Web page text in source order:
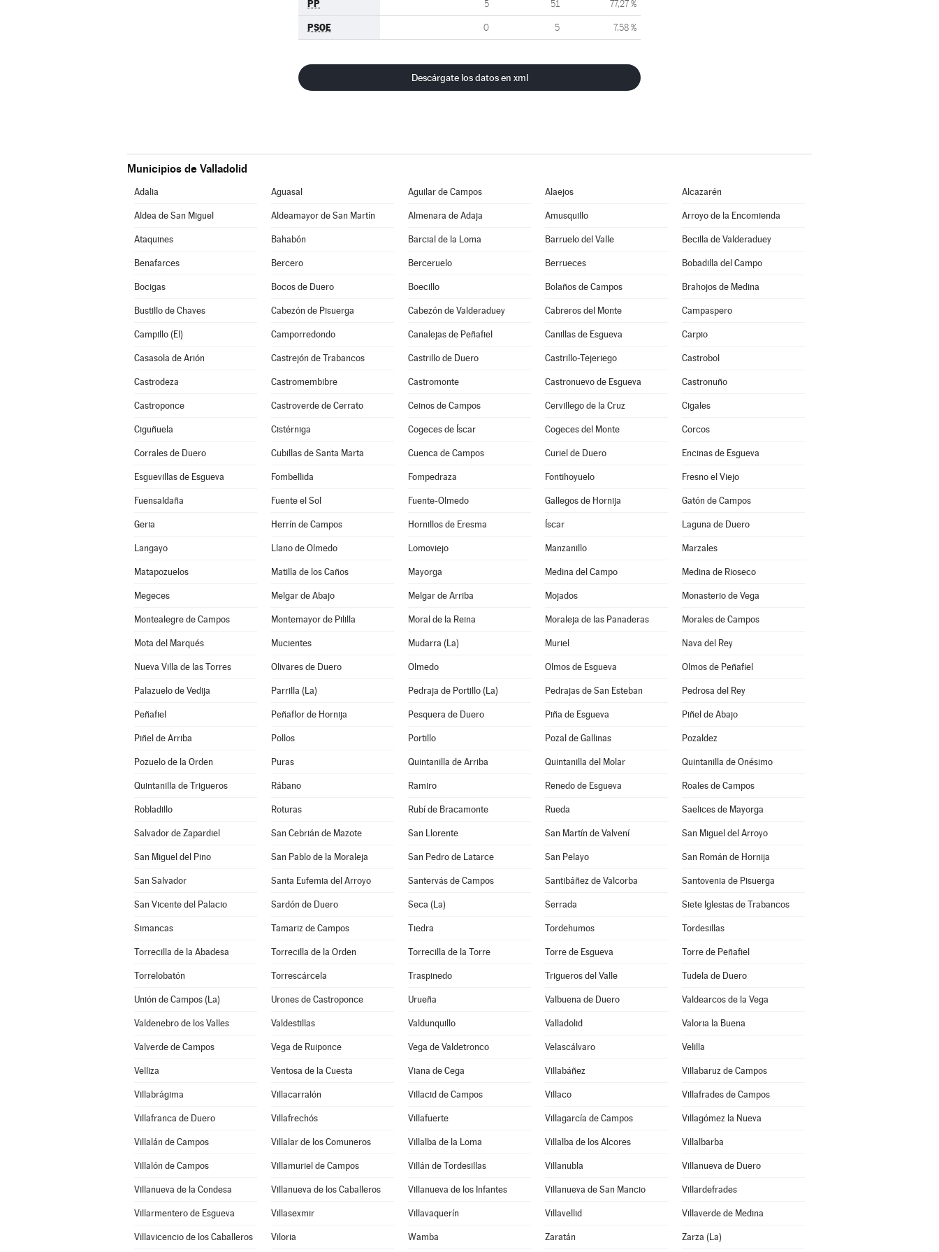
PP 5 51 77,27 %
PSOE 0 5 7,58 %
Descárgate los datos en xml
Municipios de Valladolid
Adalia Aguasal Aguilar de Campos Alaejos Alcazarén
Aldea de San Miguel Aldeamayor de San Martín Almenara de Adaja Amusquillo Arroyo de la Encomienda
Ataquines Bahabón Barcial de la Loma Barruelo del Valle Becilla de Valderaduey
Benafarces Bercero Berceruelo Berrueces Bobadilla del Campo
Bocigas Bocos de Duero Boecillo Bolaños de Campos Brahojos de Medina
Bustillo de Chaves Cabezón de Pisuerga Cabezón de Valderaduey Cabreros del Monte Campaspero
Campillo (El) Camporredondo Canalejas de Peñafiel Canillas de Esgueva Carpio
Casasola de Arión Castrejón de Trabancos Castrillo de Duero Castrillo-Tejeriego Castrobol
Castrodeza Castromembibre Castromonte Castronuevo de Esgueva Castronuño
Castroponce Castroverde de Cerrato Ceinos de Campos Cervillego de la Cruz Cigales
Ciguñuela Cistérniga Cogeces de Íscar Cogeces del Monte Corcos
Corrales de Duero Cubillas de Santa Marta Cuenca de Campos Curiel de Duero Encinas de Esgueva
Esguevillas de Esgueva Fombellida Fompedraza Fontihoyuelo Fresno el Viejo
Fuensaldaña Fuente el Sol Fuente-Olmedo Gallegos de Hornija Gatón de Campos
Geria Herrín de Campos Hornillos de Eresma Íscar Laguna de Duero
Langayo Llano de Olmedo Lomoviejo Manzanillo Marzales
Matapozuelos Matilla de los Caños Mayorga Medina del Campo Medina de Rioseco
Megeces Melgar de Abajo Melgar de Arriba Mojados Monasterio de Vega
Montealegre de Campos Montemayor de Pililla Moral de la Reina Moraleja de las Panaderas Morales de Campos
Mota del Marqués Mucientes Mudarra (La) Muriel Nava del Rey
Nueva Villa de las Torres Olivares de Duero Olmedo Olmos de Esgueva Olmos de Peñafiel
Palazuelo de Vedija Parrilla (La) Pedraja de Portillo (La) Pedrajas de San Esteban Pedrosa del Rey
Peñafiel Peñaflor de Hornija Pesquera de Duero Piña de Esgueva Piñel de Abajo
Piñel de Arriba Pollos Portillo Pozal de Gallinas Pozaldez
Pozuelo de la Orden Puras Quintanilla de Arriba Quintanilla del Molar Quintanilla de Onésimo
Quintanilla de Trigueros Rábano Ramiro Renedo de Esgueva Roales de Campos
Robladillo Roturas Rubí de Bracamonte Rueda Saelices de Mayorga
Salvador de Zapardiel San Cebrián de Mazote San Llorente San Martín de Valvení San Miguel del Arroyo
San Miguel del Pino San Pablo de la Moraleja San Pedro de Latarce San Pelayo San Román de Hornija
San Salvador Santa Eufemia del Arroyo Santervás de Campos Santibáñez de Valcorba Santovenia de Pisuerga
San Vicente del Palacio Sardón de Duero Seca (La) Serrada Siete Iglesias de Trabancos
Simancas Tamariz de Campos Tiedra Tordehumos Tordesillas
Torrecilla de la Abadesa Torrecilla de la Orden Torrecilla de la Torre Torre de Esgueva Torre de Peñafiel
Torrelobatón Torrescárcela Traspinedo Trigueros del Valle Tudela de Duero
Unión de Campos (La) Urones de Castroponce Urueña Valbuena de Duero Valdearcos de la Vega
Valdenebro de los Valles Valdestillas Valdunquillo Valladolid Valoria la Buena
Valverde de Campos Vega de Ruiponce Vega de Valdetronco Velascálvaro Velilla
Velliza Ventosa de la Cuesta Viana de Cega Villabáñez Villabaruz de Campos
Villabrágima Villacarralón Villacid de Campos Villaco Villafrades de Campos
Villafranca de Duero Villafrechós Villafuerte Villagarcía de Campos Villagómez la Nueva
Villalán de Campos Villalar de los Comuneros Villalba de la Loma Villalba de los Alcores Villalbarba
Villalón de Campos Villamuriel de Campos Villán de Tordesillas Villanubla Villanueva de Duero
Villanueva de la Condesa Villanueva de los Caballeros Villanueva de los Infantes Villanueva de San Mancio Villardefrades
Villarmentero de Esgueva Villasexmir Villavaquerín Villavellid Villaverde de Medina
Villavicencio de los Caballeros Viloria Wamba Zaratán Zarza (La)